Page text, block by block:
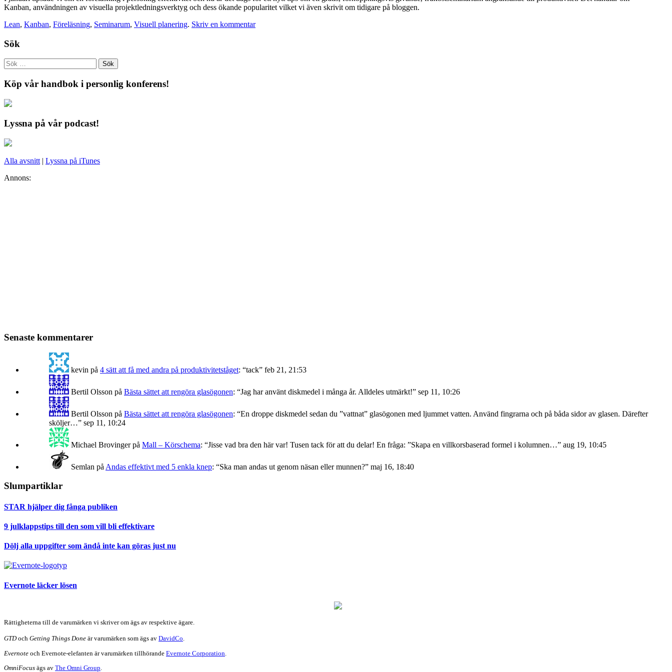
Kanban, användningen av visuella projektledningsverktyg och dess ökande popularitet vilket vi även skrivit om tidigare på bloggen.
Lean, Kanban, Föreläsning, Seminarum, Visuell planering. Skriv en kommentar
Sök
Köp vår handbok i personlig konferens!
Lyssna på vår podcast!
Alla avsnitt | Lyssna på iTunes
Annons:
Senaste kommentarer
kevin på 4 sätt att få med andra på produktivitetståget: “tack” feb 21, 21:53
Bertil Olsson på Bästa sättet att rengöra glasögonen: “Jag har använt diskmedel i många år. Alldeles utmärkt!” sep 11, 10:26
Bertil Olsson på Bästa sättet att rengöra glasögonen: “En droppe diskmedel sedan du ”vattnat” glasögonen med ljummet vatten. Använd fingrarna och på båda sidor av glasen. Därefter
sköljer…” sep 11, 10:24
Michael Brovingerpå Mall – Körschema: “Jisse vad bra den här var! Tusen tack för att du delar! En fråga: ”Skapa en villkorsbaserad formel i kolumnen…” aug 19, 10:45
Semlan på Andas effektivt med 5 enkla knep: “Ska man andas ut genom näsan eller munnen?” maj 16, 18:40
Slumpartiklar
STAR hjälper dig fånga publiken
9 julklappstips till den som vill bli effektivare
Dölj alla uppgifter som ändå inte kan göras just nu
Evernote läcker lösen
Rättigheterna till de varumärken vi skriver om ägs av respektive ägare.
GTDoch Getting Things Done är varumärken som ägs av DavidCo.
Evernote och Evernote-elefanten är varumärken tillhörande Evernote Corporation
OmniFocus ägs av The Omni Group